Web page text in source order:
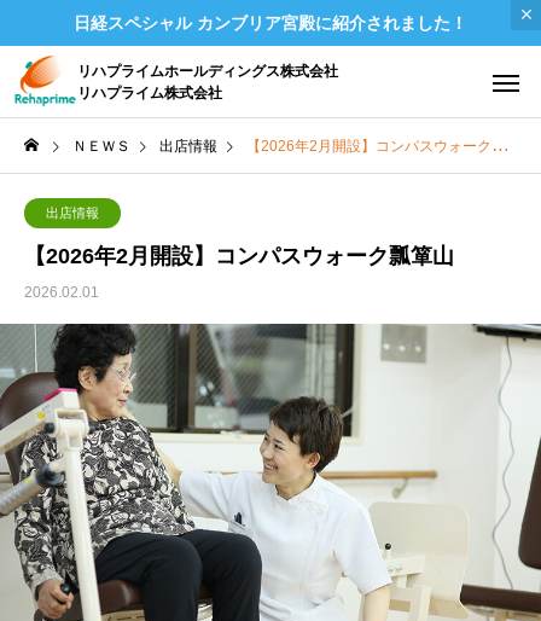
日経スペシャル カンブリア宮殿に紹介されました！
リハプライムホールディングス株式会社
リハプライム株式会社
ＮＥＷＳ 出店情報 【2026年2月開設】コンパスウォーク瓢箪山
出店情報
【2026年2月開設】コンパスウォーク瓢箪山
2026.02.01